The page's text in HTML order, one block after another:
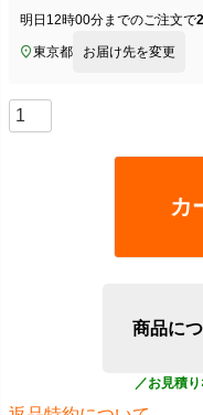
明日 12時00分までのご注文で
東京都 お届け先を変更
カ
商品に